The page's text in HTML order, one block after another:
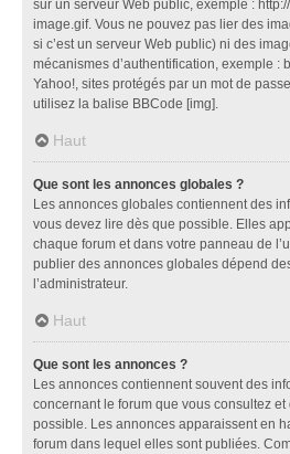
sur un serveur Web public, exemple :
image.gif. Vous ne pouvez pas lier des
si c’est un serveur Web public) ni des
mécanismes d’authentification, exemple :
Yahoo!, sites protégés par un mot de
utilisez la balise BBCode [img].
Haut
Que sont les annonces globales ?
Les annonces globales contiennent des
vous devez lire dès que possible. Elles
chaque forum et dans votre panneau de
publier des annonces globales dépend
l’administrateur.
Haut
Que sont les annonces ?
Les annonces contiennent souvent des
concernant le forum que vous consultez
possible. Les annonces apparaissent en
forum dans lequel elles sont publiées.